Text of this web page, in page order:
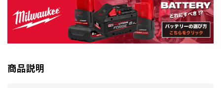
商品説明